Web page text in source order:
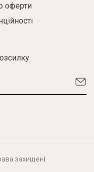
оферти
захищені.